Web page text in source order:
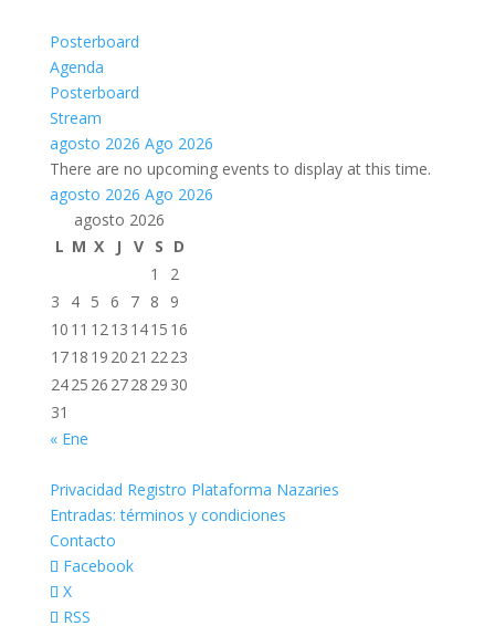
Posterboard
Agenda
Posterboard
Stream
agosto 2026 Ago 2026
There are no upcoming events to display at this time.
agosto 2026 Ago 2026
agosto 2026
L M X J V S D
1
2
3
4 5 6 7 8
9
10 11 1213 1415 16
1718 19 20 21 2223
2425 26 2728 29 30
31
« Ene
Privacidad Registro Plataforma Nazaries
Entradas: términos y condiciones
Contacto
Facebook
X
RSS